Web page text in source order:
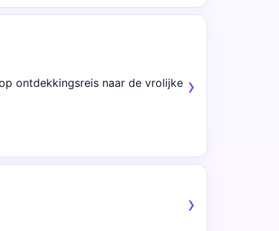
ontdekkingsreis naar de vrolijke